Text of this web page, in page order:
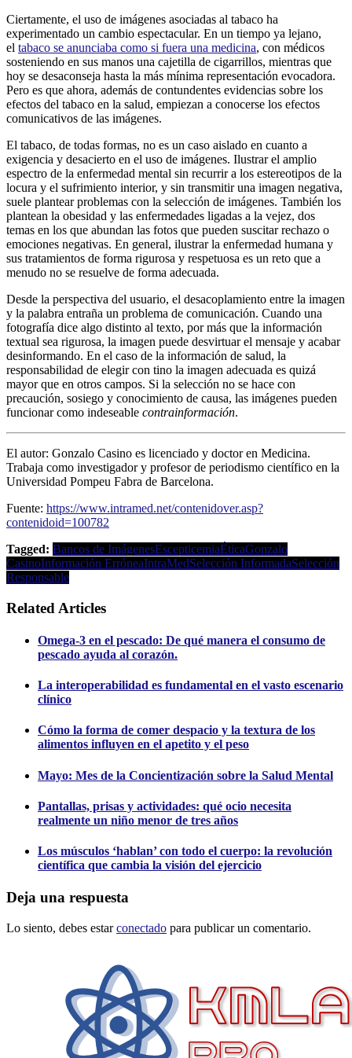
Ciertamente, el uso de imágenes asociadas al tabaco ha
experimentado un cambio espectacular. En un tiempo ya lejano,
el tabaco se anunciaba como si fuera una medicina, con médicos
sosteniendo en sus manos una cajetilla de cigarrillos, mientras que
hoy se desaconseja hasta la más mínima representación evocadora.
Pero es que ahora, además de contundentes evidencias sobre los
efectos del tabaco en la salud, empiezan a conocerse los efectos
comunicativos de las imágenes.
El tabaco, de todas formas, no es un caso aislado en cuanto a
exigencia y desacierto en el uso de imágenes. Ilustrar el amplio
espectro de la enfermedad mental sin recurrir a los estereotipos de la
locura y el sufrimiento interior, y sin transmitir una imagen negativa,
suele plantear problemas con la selección de imágenes. También los
plantean la obesidad y las enfermedades ligadas a la vejez, dos
temas en los que abundan las fotos que pueden suscitar rechazo o
emociones negativas. En general, ilustrar la enfermedad humana y
sus tratamientos de forma rigurosa y respetuosa es un reto que a
menudo no se resuelve de forma adecuada.
Desde la perspectiva del usuario, el desacoplamiento entre la imagen
y la palabra entraña un problema de comunicación. Cuando una
fotografía dice algo distinto al texto, por más que la información
textual sea rigurosa, la imagen puede desvirtuar el mensaje y acabar
desinformando. En el caso de la información de salud, la
responsabilidad de elegir con tino la imagen adecuada es quizá
mayor que en otros campos. Si la selección no se hace con
precaución, sosiego y conocimiento de causa, las imágenes pueden
funcionar como indeseable contrainformación.
El autor: Gonzalo Casino es licenciado y doctor en Medicina.
Trabaja como investigador y profesor de periodismo científico en la
Universidad Pompeu Fabra de Barcelona.
Fuente: https://www.intramed.net/contenidover.asp?
contenidoid=100782
Tagged: Bancos de ImágenesEscepticemiaÉticaGonzalo
CasinoInformación ErróneaIntraMedSelección InformadaSelección
Responsable
Related Articles
Omega-3 en el pescado: De qué manera el consumo de
pescado ayuda al corazón.
La interoperabilidad es fundamental en el vasto escenario
clínico
Cómo la forma de comer despacio y la textura de los
alimentos influyen en el apetito y el peso
Mayo: Mes de la Concientización sobre la Salud Mental
Pantallas, prisas y actividades: qué ocio necesita
realmente un niño menor de tres años
Los músculos ‘hablan’ con todo el cuerpo: la revolución
científica que cambia la visión del ejercicio
Deja una respuesta
Lo siento, debes estarconectado para publicar un comentario.